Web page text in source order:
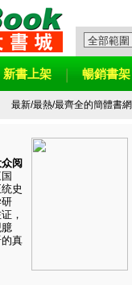
新書上架 暢銷書架
最新/最熱/最齊全的簡體書網
阅
史
，
真